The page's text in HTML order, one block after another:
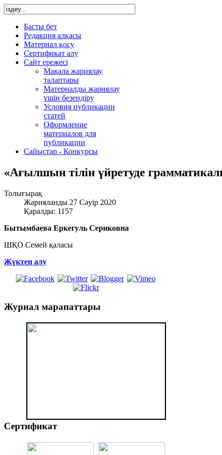
Басты бет
Редакция алқасы
Материал қосу
Сертификат алу
Сайт ережесі
Мақала жариялау
талаптары
Материалды жариялау
үшін безендіру
Условия публикации
статей
Оформление
материалов для
публикации
Сайыстар - Конкурсы
«Ағылшын тілін үйретуде
Толығырақ
Жарияланды 27 Сәуір 2020
Қаралды: 1157
Бытымбаева Еркегуль Сериковна
ШҚО Семей қаласы
Жүктеп алу
Журнал марапаттары
Сертификат